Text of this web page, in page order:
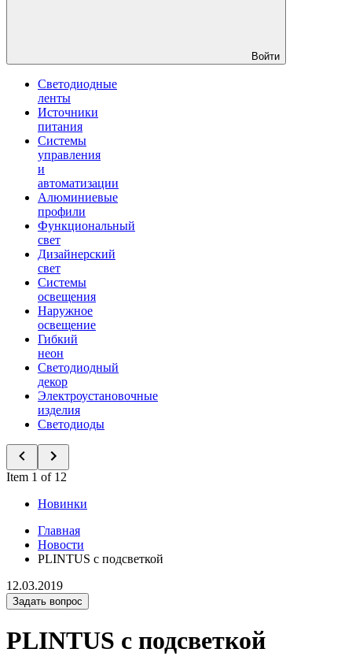
Войти
Светодиодные
ленты
Источники
питания
Системы
управления
и
автоматизации
Алюминиевые
профили
Функциональный
свет
Дизайнерский
свет
Системы
освещения
Наружное
освещение
Гибкий
неон
Светодиодный
декор
Электроустановочные
изделия
Светодиоды
Item 1 of 12
Новинки
Главная
Новости
PLINTUS с подсветкой
12.03.2019
Задать вопрос
PLINTUS с подсветкой